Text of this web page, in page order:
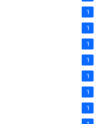
1
1
1
1
1
1
1